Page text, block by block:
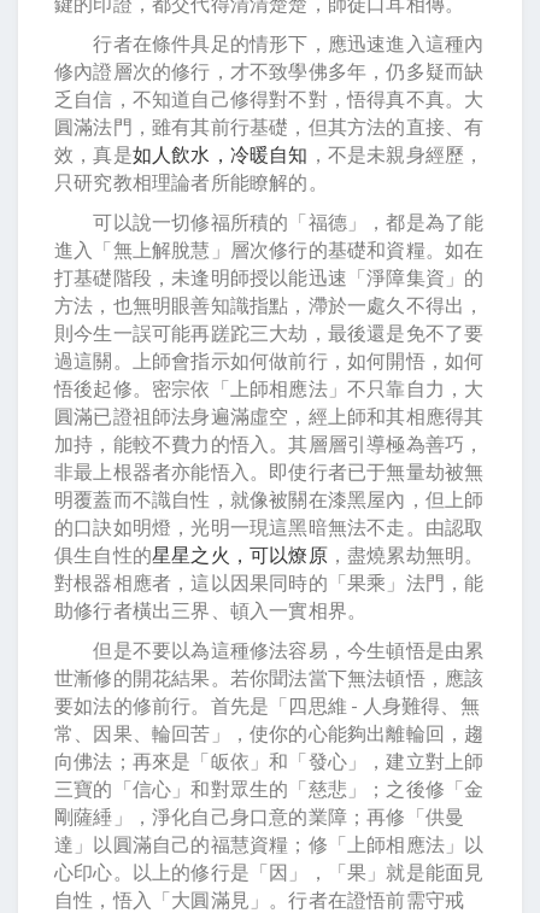
行者在條件具足的情形下，應迅速進入這種內
修內證層次的修行，才不致學佛多年，仍多疑而缺
乏自信，不知道自己修得對不對，悟得真不真。大
圓滿法門，雖有其前行基礎，但其方法的直接、有
效，真是如人飲水，冷暖自知 ，不是未親身經歷，
只研究教相理論者所能瞭解的。
可以說一切修福所積的「福德」，都是為了能
進入「無上解脫慧」層次修行的基礎和資糧。如在
打基礎階段，未逢明師授以能迅速「淨障集資」的
方法，也無明眼善知識指點，滯於一處久不得出，
則今生一誤可能再蹉跎三大劫，最後還是免不了要
過這關。上師會指示如何做前行，如何開悟，如何
悟後起修。密宗依「上師相應法」不只靠自力，大
圓滿已證祖師法身遍滿虛空，經上師和其相應得其
加持，能較不費力的悟入。其層層引導極為善巧，
非最上根器者亦能悟入。即使行者已于無量劫被無
明覆蓋而不識自性，就像被關在漆黑屋內，但上師
的口訣如明燈，光明一現這黑暗無法不走。由認取
俱生自性的星星之火，可以燎原，盡燒累劫無明。
對根器相應者，這以因果同時的「果乘」法門，能
助修行者橫出三界、頓入一實相界。
但是不要以為這種修法容易，今生頓悟是由累
世漸修的開花結果。若你聞法當下無法頓悟，應該
要如法的修前行。首先是「四思維 - 人身難得、無
常、因果、輪回苦」，使你的心能夠出離輪回，趨
向佛法；再來是「皈依」和「發心」，建立對上師
三寶的「信心」和對眾生的「慈悲」；之後修「金
剛薩綞」，淨化自己身口意的業障；再修「供曼
達」以圓滿自己的福慧資糧；修「上師相應法」以
心印心。以上的修行是「因」，「果」就是能面見
自性，悟入「大圓滿見」。行者在證悟前需守戒